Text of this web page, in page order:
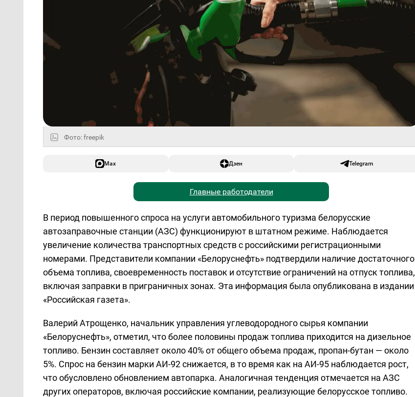
Фото: freepik
Max Дзен Telegram
Главные работодатели
В период повышенного спроса на услуги автомобильного туризма белорусские
автозаправочные станции (АЗС) функционируют в штатном режиме. Наблюдается
увеличение количества транспортных средств с российскими регистрационными
номерами. Представители компании «Белоруснефть» подтвердили наличие достаточного
объема топлива, своевременность поставок и отсутствие ограничений на отпуск топлива,
включая заправки в приграничных зонах. Эта информация была опубликована в издании
«Российская газета».
Валерий Атрощенко, начальник управления углеводородного сырья компании
«Белоруснефть», отметил, что более половины продаж топлива приходится на дизельное
топливо. Бензин составляет около 40% от общего объема продаж, пропан-бутан — около
5%. Спрос на бензин марки АИ-92 снижается, в то время как на АИ-95 наблюдается рост,
что обусловлено обновлением автопарка. Аналогичная тенденция отмечается на АЗС
других операторов, включая российские компании, реализующие белорусское топливо.